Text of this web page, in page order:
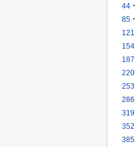
44 ·
85 ·
121
154
187
220
253
286
319
352
385